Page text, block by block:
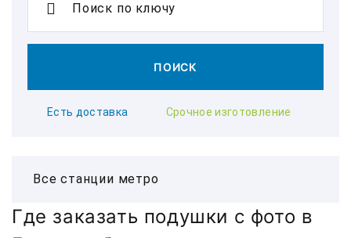
Поиск по ключу
ПОИСК
Есть доставка Срочное изготовление
Где заказать подушки с фото в